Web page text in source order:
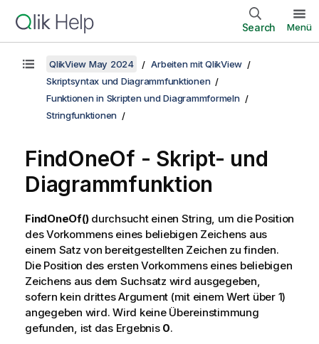
Search Menü
QlikView May 2024
Arbeiten mit QlikView
Skriptsyntax und Diagrammfunktionen
Funktionen in Skripten und Diagrammformeln
Stringfunktionen
FindOneOf - Skript- und
Diagrammfunktion
FindOneOf()durchsucht einen String, um die Position
des Vorkommens eines beliebigen Zeichens aus
einem Satz von bereitgestellten Zeichen zu finden.
Die Position des ersten Vorkommens eines beliebigen
Zeichens aus dem Suchsatz wird ausgegeben,
sofern kein drittes Argument (mit einem Wert über 1)
angegeben wird. Wird keine Übereinstimmung
gefunden, ist das Ergebnis 0.